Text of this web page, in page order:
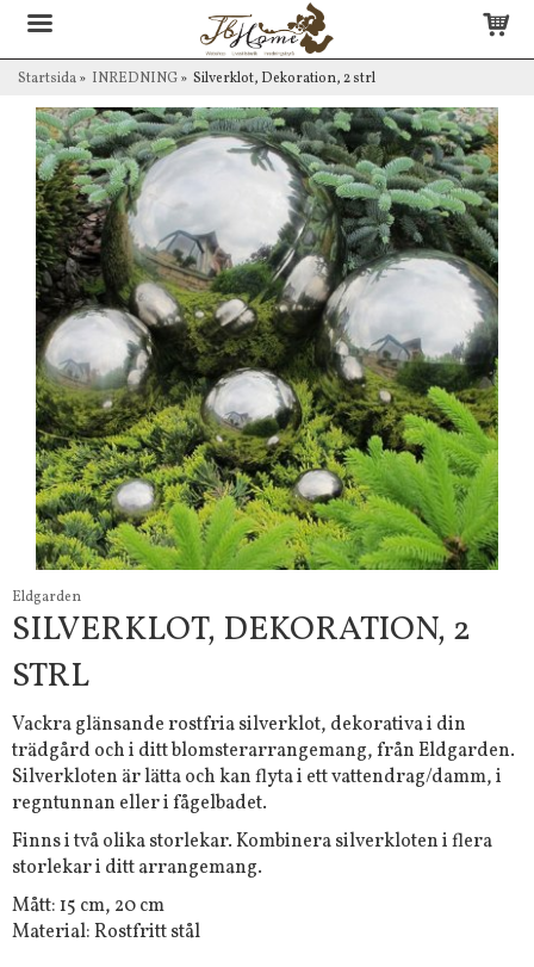
Startsida» INREDNING» Silverklot, Dekoration, 2 strl
Eldgarden
SILVERKLOT, DEKORATION, 2
STRL
Vackra glänsande rostfria silverklot, dekorativa i din
trädgård och i ditt blomsterarrangemang, från Eldgarden.
Silverkloten är lätta och kan flyta i ett vattendrag/damm, i
regntunnan eller i fågelbadet.
Finns i två olika storlekar. Kombinera silverkloten i flera
storlekar i ditt arrangemang.
Mått: 15 cm, 20 cm
Material: Rostfritt stål